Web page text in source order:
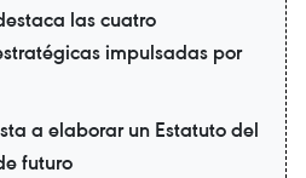
las cuatro
impulsadas por
a elaborar un Estatuto del
futuro